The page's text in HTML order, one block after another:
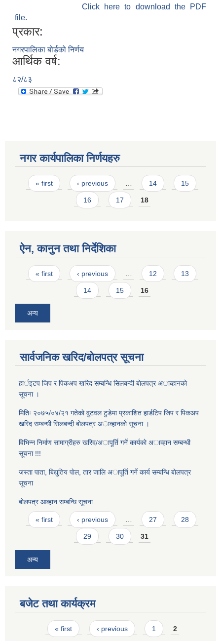
Click here to download the PDF
file.
प्रकार:
नगरपालिका बोर्डको निर्णय
आर्थिक वर्ष:
८२/८३
नगर कार्यपालिका निर्णयहरु
Pages
« first ‹ previous … 14 15
16 17 18
ऐन, कानुन तथा निर्देशिका
Pages
« first ‹ previous 12 13
14 15 16
अन्य
सार्वजनिक खरिद/बोलपत्र सूचना
हार्इटप जिप र पिकअप खरिद सम्बन्धि सिलबन्दी बाेलपत्र अाब्हानकाे
सूचना ।
मितिः २०७५/०४/२१ गतेकाे वुटवल टुडेमा प्रकाशित हार्डटिप जिप र पिकअप
खरिद सम्बन्धी सिलबन्दी बाेलपत्र अाव्हानकाे सूचना ।
विभिन्न निर्माण सामाग्रीहरु खरिद/अापूर्ति गर्ने कार्यकाे अाव्हान सम्बन्धी
सूचना !!!
जस्ता पाता, बिद्युतिय पाेल, तार जालि अापूर्ति गर्ने कार्य सम्बन्धि बाेलपत्र
सूचना
बोलपत्र आब्हान सम्बन्धि सूचना
Pages
« first ‹ previous … 27 28
29 30 31
अन्य
बजेट तथा कार्यक्रम
Pages« first ‹ previous 1 2